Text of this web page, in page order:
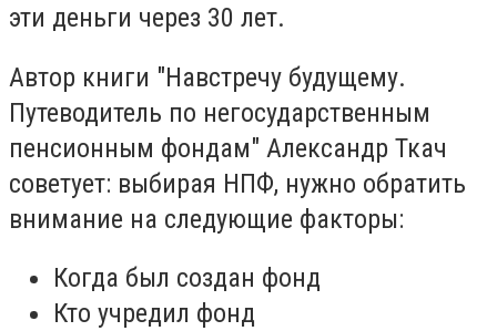
эти деньги через 30 лет.
Автор книги "Навстречу будущему.
Путеводитель по негосударственным
пенсионным фондам" Александр Ткач
советует: выбирая НПФ, нужно обратить
внимание на следующие факторы:
Когда был создан фонд
Кто учредил фонд